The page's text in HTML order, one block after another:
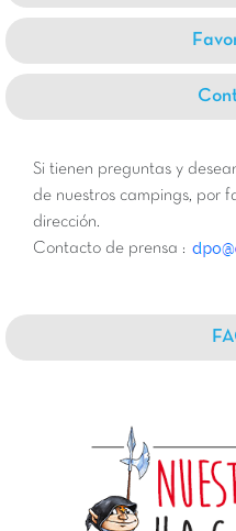
Si tienen preguntas y
de nuestros campings, por
dirección.
Contacto de prensa :